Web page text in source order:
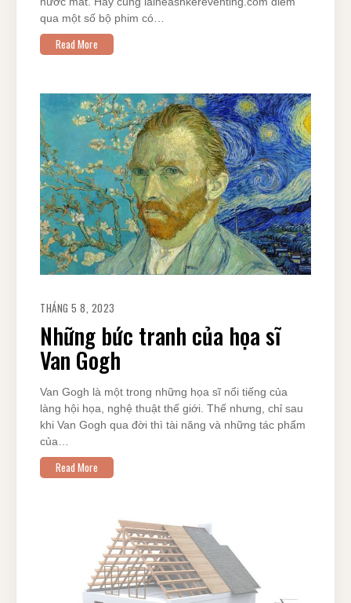
qua một số bộ phim có…
Read More
THÁNG 5 8, 2023
Những bức tranh của họa sĩ
Van Gogh
Van Gogh là một trong những họa sĩ nổi tiếng của
làng hội họa, nghệ thuật thế giới. Thế nhưng, chỉ sau
khi Van Gogh qua đời thì tài năng và những tác phẩm
của…
Read More